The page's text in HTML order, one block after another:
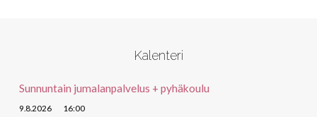
Kalenteri
Sunnuntain jumalanpalvelus + pyhäkoulu
9.8.2026 16:00